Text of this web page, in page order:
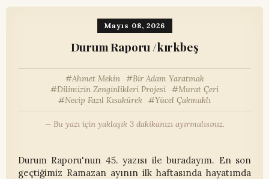
Mayıs 08, 2026
Durum Raporu /kırkbeş
Ahmet Mekin
Bir Adam Yaratmak
Dilimizin Zenginlikleri Projesi
Murat Çeri
Necip Fazıl Kısakürek
Yücel Çakmaklı
— Bu yazı için yaklaşık 3 dakikanızı ayırmalısınız.
Durum Raporu'nun 45. yazısı ile buradayım. En son
geçtiğimiz Ramazan ayının ilk haftasında hayatımda